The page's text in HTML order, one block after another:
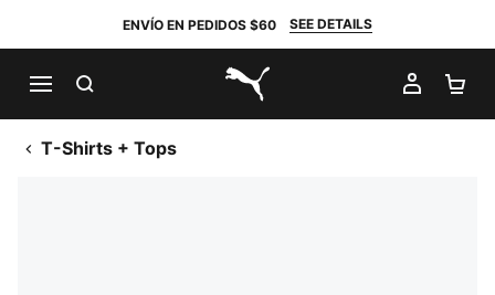
ENVÍO EN PEDIDOS $60 SEE DETAILS
PUMA.com
MI
T-Shirts + Tops